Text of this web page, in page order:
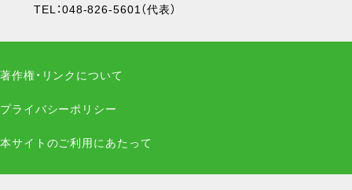
TEL：048-826-5601（代表）
著作権・リンクについて
プライバシーポリシー
本サイトのご利用にあたって